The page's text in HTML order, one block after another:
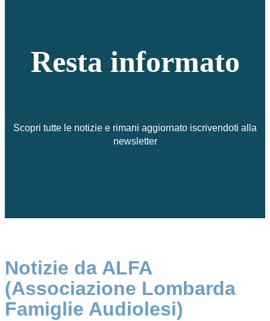
Resta informato
Scopri tutte le notizie e rimani aggiornato iscrivendoti alla
newsletter
Notizie da ALFA
(Associazione Lombarda
Famiglie Audiolesi)